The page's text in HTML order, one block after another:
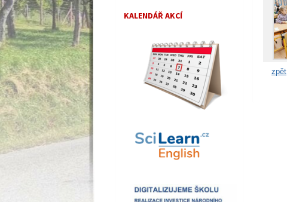
zpět
KALENDÁŘ AKCÍ